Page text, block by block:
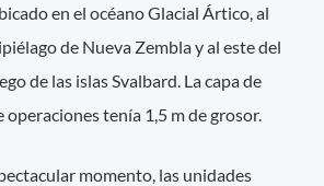
en el océano Glacial Ártico, al
de Nueva Zembla y al este del
de las islas Svalbard. La capa de
operaciones tenía 1,5 m de grosor.
momento, las unidades